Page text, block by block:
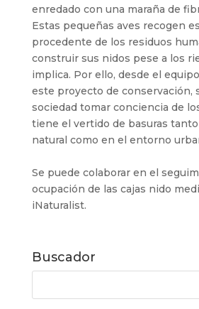
enredado con una maraña de
Estas pequeñas aves recogen
procedente de los residuos
construir sus nidos pese a los
implica. Por ello, desde el
este proyecto de conservación,
sociedad tomar conciencia de
tiene el vertido de basuras
natural como en el entorno
Se puede colaborar en el
ocupación de las cajas nido
iNaturalist.
Buscador